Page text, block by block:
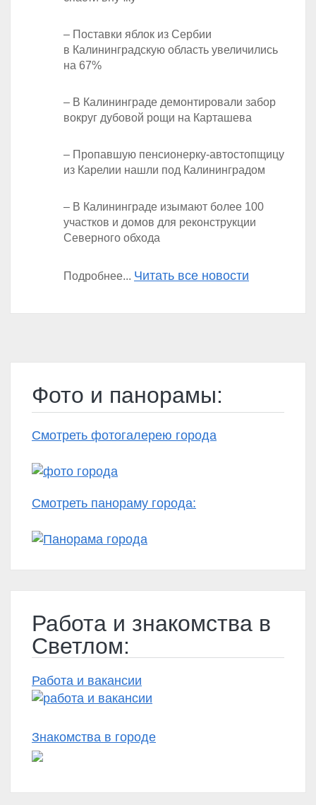
– Поставки яблок из Сербии
в Калининградскую область увеличились
на 67%
– В Калининграде демонтировали забор
вокруг дубовой рощи на Карташева
– Пропавшую пенсионерку-автостопщицу
из Карелии нашли под Калининградом
– В Калининграде изымают более 100
участков и домов для реконструкции
Северного обхода
Подробнее... Читать все новости
Фото и панорамы:
Смотреть фотогалерею города
Смотреть панораму города:
Работа и знакомства в
Светлом:
Работа и вакансии
Знакомства в городе